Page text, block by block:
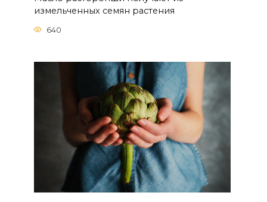
измельченных семян растения
640